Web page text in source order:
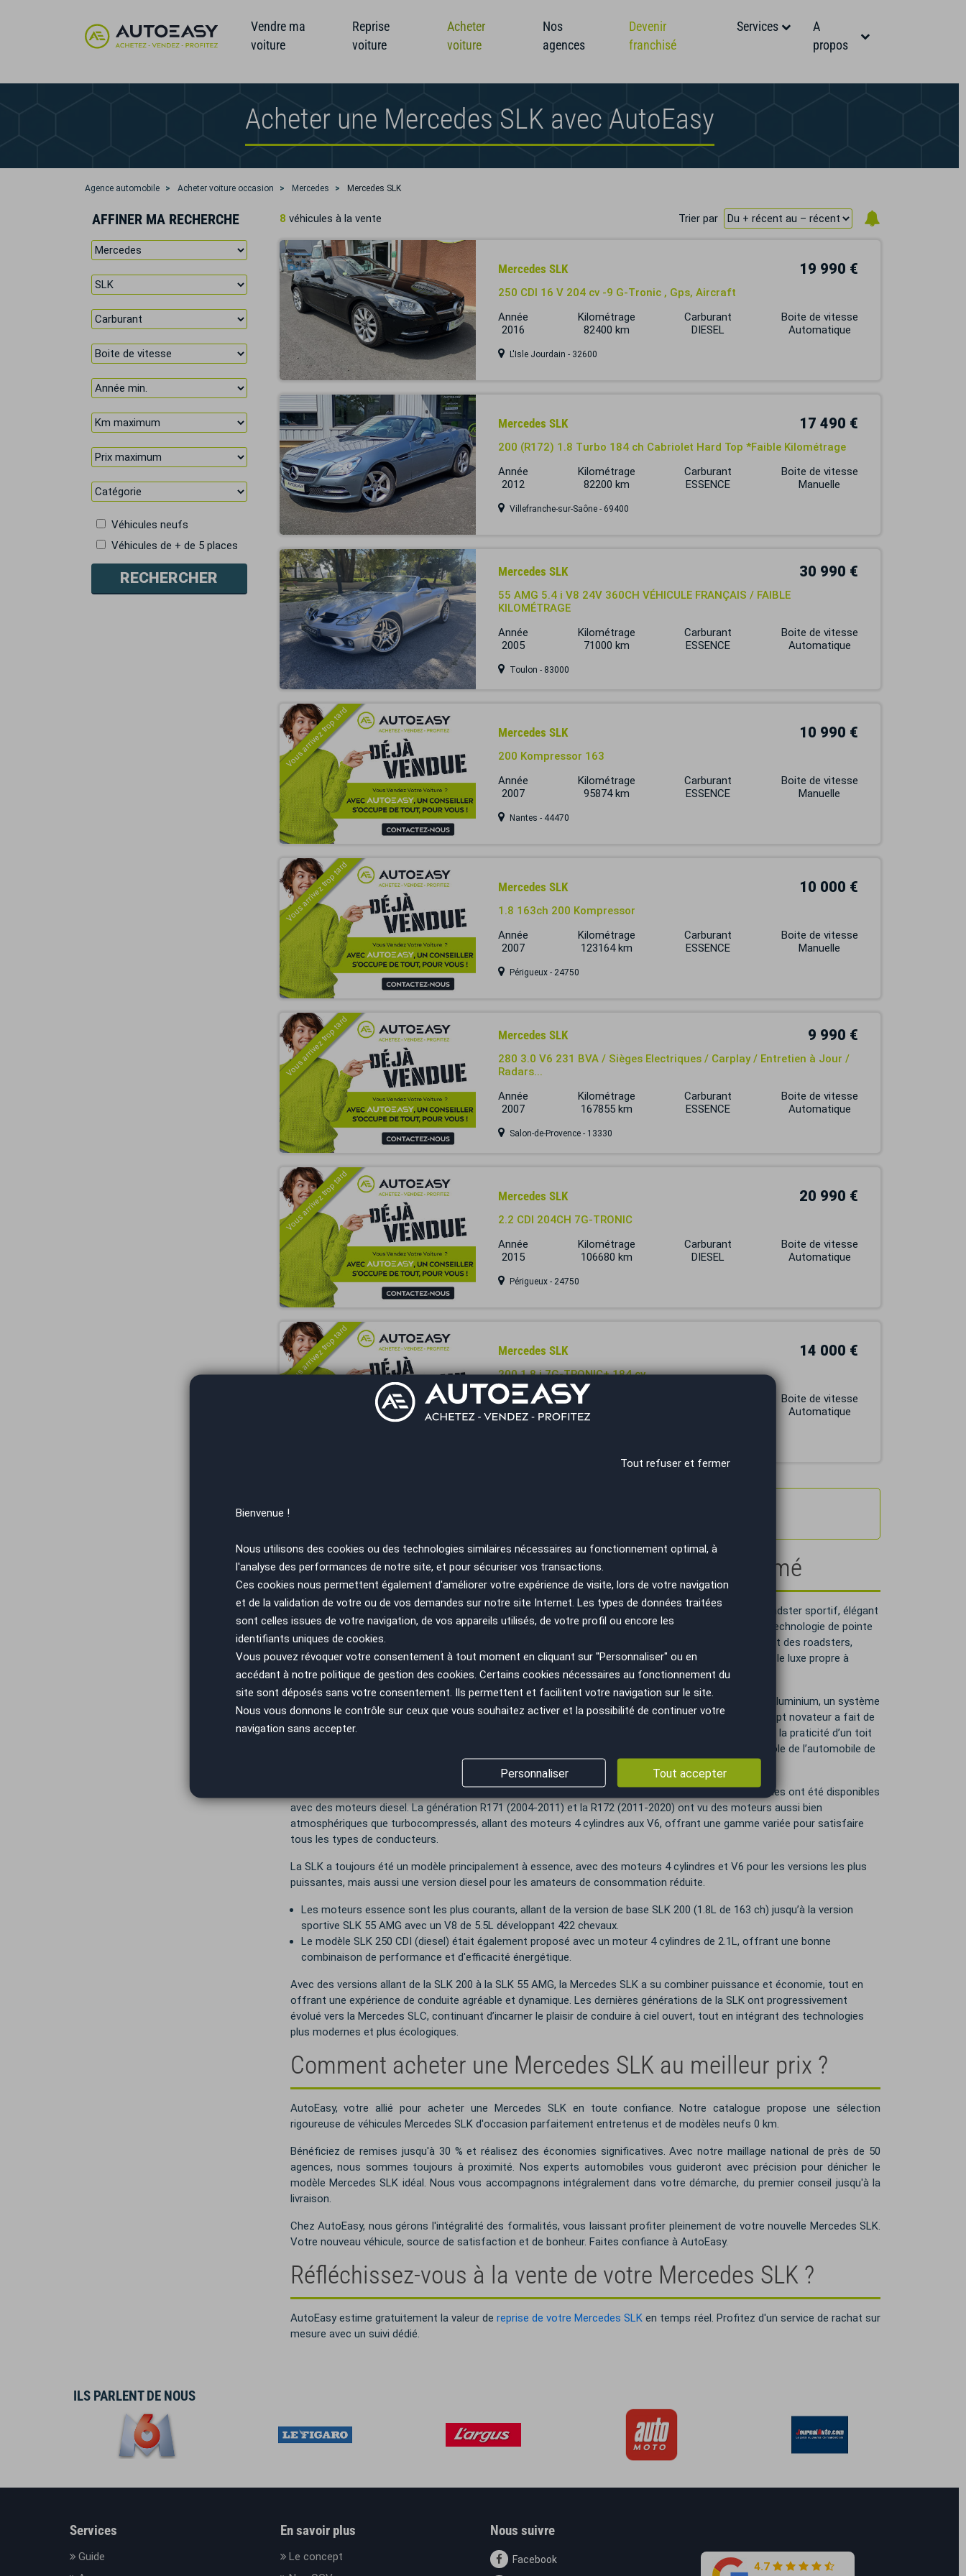
Vendre ma
voiture
Reprise
voiture
Acheter
voiture
Nos
agences
Devenir
franchisé
Services
A
propos
Acheter une Mercedes SLK avec AutoEasy
Agence automobile Acheter voiture occasion Mercedes Mercedes SLK
AFFINER MA RECHERCHE
Véhicules neufs
Véhicules de + de 5 places
8 véhicules à la vente Trier par
Mercedes SLK 19 990 €
250 CDI 16 V 204 cv -9 G-Tronic , Gps, Aircraft
Année
2016
Kilométrage
82400 km
Carburant
DIESEL
Boite de vitesse
Automatique
L'Isle Jourdain - 32600
Mercedes SLK 17 490 €
200 (R172) 1.8 Turbo 184 ch Cabriolet Hard Top *Faible Kilométrage
Année
2012
Kilométrage
82200 km
Carburant
ESSENCE
Boite de vitesse
Manuelle
Villefranche-sur-Saône - 69400
Mercedes SLK 30 990 €
55 AMG 5.4 i V8 24V 360CH VÉHICULE FRANÇAIS / FAIBLE
KILOMÉTRAGE
Année
2005
Kilométrage
71000 km
Carburant
ESSENCE
Boite de vitesse
Automatique
Toulon - 83000
Vous arrivez trop tard Mercedes SLK 10 990 €
200 Kompressor 163
Année
2007
Kilométrage
95874 km
Carburant
ESSENCE
Boite de vitesse
Manuelle
Nantes - 44470
Vous arrivez trop tard Mercedes SLK 10 000 €
1.8 163ch 200 Kompressor
Année
2007
Kilométrage
123164 km
Carburant
ESSENCE
Boite de vitesse
Manuelle
Périgueux - 24750
Vous arrivez trop tard Mercedes SLK 9 990 €
280 3.0 V6 231 BVA / Sièges Electriques / Carplay / Entretien à Jour /
Radars...
Année
2007
Kilométrage
167855 km
Carburant
ESSENCE
Boite de vitesse
Automatique
Salon-de-Provence - 13330
Vous arrivez trop tard Mercedes SLK 20 990 €
2.2 CDI 204CH 7G-TRONIC
Année
2015
Kilométrage
106680 km
Carburant
DIESEL
Boite de vitesse
Automatique
Périgueux - 24750
Vous arrivez trop tard Mercedes SLK 14 000 €
200 1.8 i 7G-TRONIC+ 184 cv
Année
2011
Kilométrage
88000 km
Boite de vitesse
Automatique
Mercedes SLK : le roadster compact au style affirmé
Lancée en 1996, la Mercedes SLK a rapidement séduit les passionnés d’automobiles en quête d’un roadster sportif, élégant
et accessible. Véritable icône de la marque Mercedes-Benz, la SLK combine un design compact, une technologie de pointe
et une expérience de conduite à ciel ouvert inégalée. Ce modèle a marqué un tournant dans le segment des roadsters,
s’imposant comme un concurrent direct des autres voitures de sport compactes tout en conservant le luxe propre à
Mercedes.
Dès sa première génération (R170), la Mercedes SLK a marqué les esprits par son toit rétractable en aluminium, un système
révolutionnaire pour l’époque qui permettait de passer du coupé au cabriolet en un clin d’œil. Ce concept novateur a fait de
la SLK un modèle recherché par les amateurs de voitures ouvertes, mais aussi par ceux qui apprécient la praticité d’un toit
rigide. Avec un design angulaire et une silhouette dynamique, la SLK est rapidement devenue un symbole de l’automobile de
Sous le capot, la SLK a proposé plusieurs motorisations, principalement à essence, et certains modèles ont été disponibles
avec des moteurs diesel. La génération R171 (2004-2011) et la R172 (2011-2020) ont vu des moteurs aussi bien
atmosphériques que turbocompressés, allant des moteurs 4 cylindres aux V6, offrant une gamme variée pour satisfaire
tous les types de conducteurs.
La SLK a toujours été un modèle principalement à essence, avec des moteurs 4 cylindres et V6 pour les versions les plus
puissantes, mais aussi une version diesel pour les amateurs de consommation réduite.
Les moteurs essence sont les plus courants, allant de la version de base SLK 200 (1.8L de 163 ch) jusqu’à la version
sportive SLK 55 AMG avec un V8 de 5.5L développant 422 chevaux.
Le modèle SLK 250 CDI (diesel) était également proposé avec un moteur 4 cylindres de 2.1L, offrant une bonne
combinaison de performance et d'efficacité énergétique.
Avec des versions allant de la SLK 200 à la SLK 55 AMG, la Mercedes SLK a su combiner puissance et économie, tout en
offrant une expérience de conduite agréable et dynamique. Les dernières générations de la SLK ont progressivement
évolué vers la Mercedes SLC, continuant d’incarner le plaisir de conduire à ciel ouvert, tout en intégrant des technologies
plus modernes et plus écologiques.
Comment acheter une Mercedes SLK au meilleur prix ?
AutoEasy, votre allié pour acheter une Mercedes SLK en toute confiance. Notre catalogue propose une sélection
rigoureuse de véhicules Mercedes SLK d'occasion parfaitement entretenus et de modèles neufs 0 km.
Bénéficiez de remises jusqu'à 30 % et réalisez des économies significatives. Avec notre maillage national de près de 50
agences, nous sommes toujours à proximité. Nos experts automobiles vous guideront avec précision pour dénicher le
modèle Mercedes SLK idéal. Nous vous accompagnons intégralement dans votre démarche, du premier conseil jusqu'à la
livraison.
Chez AutoEasy, nous gérons l'intégralité des formalités, vous laissant profiter pleinement de votre nouvelle Mercedes SLK.
Votre nouveau véhicule, source de satisfaction et de bonheur. Faites confiance à AutoEasy.
Réfléchissez-vous à la vente de votre Mercedes SLK ?
AutoEasy estime gratuitement la valeur de reprise de votre Mercedes SLK en temps réel. Profitez d'un service de rachat sur
mesure avec un suivi dédié.
ILS PARLENT DE NOUS
Services
Guide
En savoir plus
Le concept
Nous suivre
Facebook
4.7
Tout refuser et fermer
Bienvenue !
Nous utilisons des cookies ou des technologies similaires nécessaires au fonctionnement optimal, à
l'analyse des performances de notre site, et pour sécuriser vos transactions.
Ces cookies nous permettent également d'améliorer votre expérience de visite, lors de votre navigation
et de la validation de votre ou de vos demandes sur notre site Internet. Les types de données traitées
sont celles issues de votre navigation, de vos appareils utilisés, de votre profil ou encore les
identifiants uniques de cookies.
Vous pouvez révoquer votre consentement à tout moment en cliquant sur "Personnaliser" ou en
accédant à notre politique de gestion des cookies . Certains cookies nécessaires au fonctionnement du
site sont déposés sans votre consentement. Ils permettent et facilitent votre navigation sur le site.
Nous vous donnons le contrôle sur ceux que vous souhaitez activer et la possibilité de continuer votre
navigation sans accepter.
Tout accepter
Personnaliser